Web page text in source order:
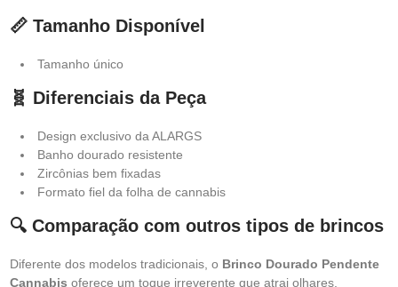
📏 Tamanho Disponível
Tamanho único
🧬 Diferenciais da Peça
Design exclusivo da ALARGS
Banho dourado resistente
Zircônias bem fixadas
Formato fiel da folha de cannabis
🔍 Comparação com outros tipos de brincos
Diferente dos modelos tradicionais, o Brinco Dourado Pendente
Cannabis oferece um toque irreverente que atrai olhares.